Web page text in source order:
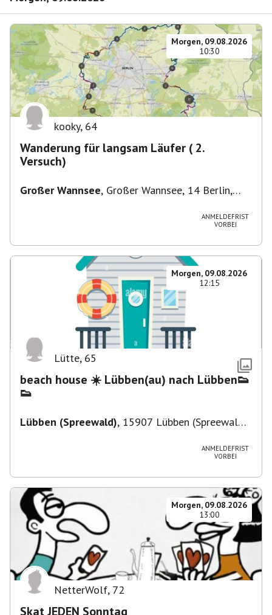
Morgen, 09.08.2026
10:30
kooky, 64
Wanderung für langsam Läufer ( 2.
Versuch)
Großer Wannsee, Großer Wannsee, 14 Berlin,
ANMELDEFRIST
VORBEI
Morgen, 09.08.2026
12:15
Lütte, 65
beach house ☀️ Lübben(au) nach Lübben👟
👟
Lübben (Spreewald), 15907 Lübben (Spreewald),
ANMELDEFRIST
VORBEI
Morgen, 09.08.2026
13:00
NetterWolf, 72
Skat JEDEN Sonntag